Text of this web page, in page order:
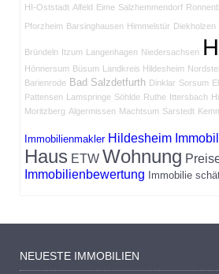
HI-Oststadt Alfeld Eime Salzhemmendorf
Pforzheim Barsinghausen Himmelstür Diekholzen
Bründeln Itzum Langenhagen Niedersachsen
Hönnersum Büsum Landkreis Hildesheim
Barienrode Bad Salzdetfurth Dinklar Sorsum
Pattensen Lamspringe Söhlde Ruthe Ittersbach
Moritzberg Algermissen Machtsum Sarstedt
Immobilienmakler Hildesheim
Haus ETW Wohnung
Immobilienbewertung
Immobilie
NEUESTE IMMOBILIEN